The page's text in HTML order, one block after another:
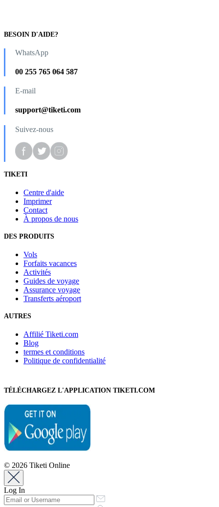
BESOIN D'AIDE?
WhatsApp
00 255 765 064 587
E-mail
support@tiketi.com
Suivez-nous
TIKETI
Centre d'aide
Imprimer
Contact
À propos de nous
DES PRODUITS
Vols
Forfaits vacances
Activités
Guides de voyage
Assurance voyage
Transferts aéroport
AUTRES
Affilié Tiketi.com
Blog
termes et conditions
Politique de confidentialité
TÉLÉCHARGEZ L'APPLICATION TIKETI.COM
© 2026 Tiketi Online
Log In